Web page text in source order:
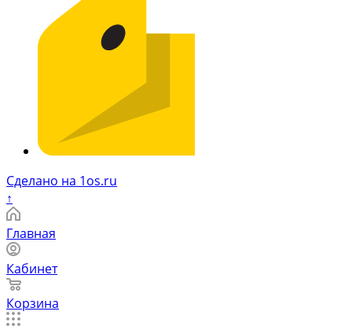
Сделано на 1os.ru
↑
Главная
Кабинет
Корзина